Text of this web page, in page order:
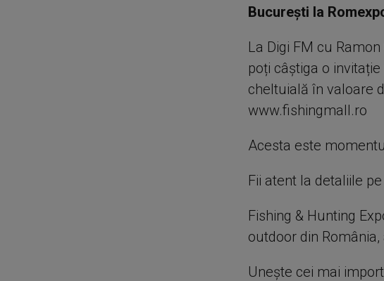
București la
La Digi FM cu
poți câștiga o
cheltuială în valoare
www.fishingmall.ro
Acesta este
Fii atent la detaliile
Fishing & Hunting
outdoor din
Unește cei mai